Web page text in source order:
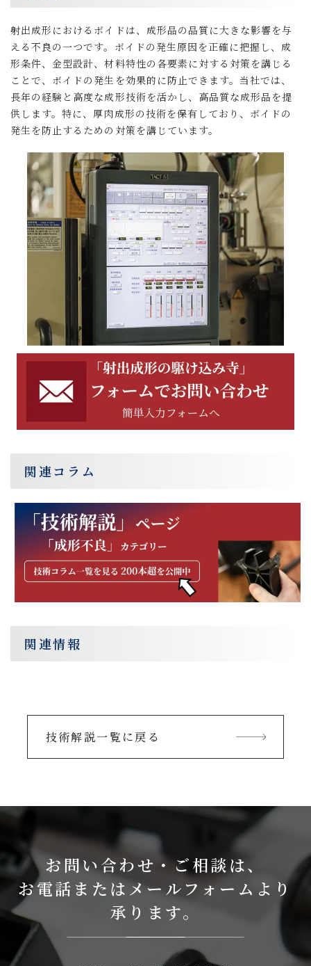
射出成形におけるボイドは、成形品の品質に大きな影響を与
える不良の一つです。ボイドの発生原因を正確に把握し、成
形条件、金型設計、材料特性の各要素に対する対策を講じる
ことで、ボイドの発生を効果的に防止できます。当社では、
長年の経験と高度な成形技術を活かし、高品質な成形品を提
供します。特に、厚肉成形の技術を保有しており、ボイドの
発生を防止するための対策を講じています。
関連コラム
関連情報
技術解説一覧に戻る
お問い合わせ・ご相談は、
お電話またはメールフォームより
承ります。